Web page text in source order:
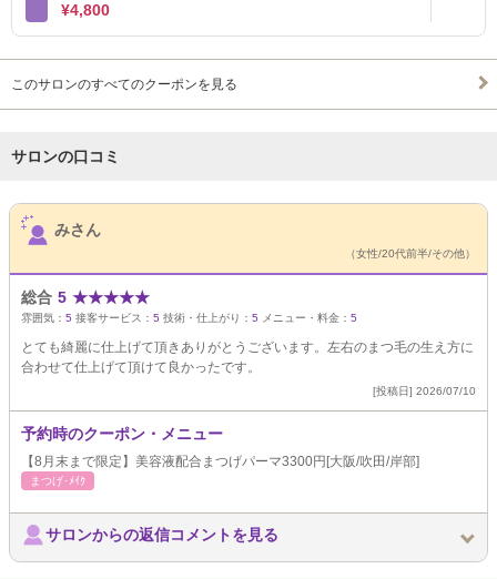
¥4,800
このサロンのすべてのクーポンを見る
サロンの口コミ
サロンPick Up
みさん
（女性/20代前半/その他）
総合 5 ★★★★★
雰囲気： 5 接客サービス： 5 技術・仕上がり： 5 メニュー・料金： 5
とても綺麗に仕上げて頂きありがとうございます。左右のまつ毛の生え方に
合わせて仕上げて頂けて良かったです。
[投稿日] 2026/07/10
予約時のクーポン・メニュー
【8月末まで限定】美容液配合まつげパーマ3300円[大阪/吹田/岸部]
まつげ･ﾒｲｸ
サロンからの返信コメントを見る